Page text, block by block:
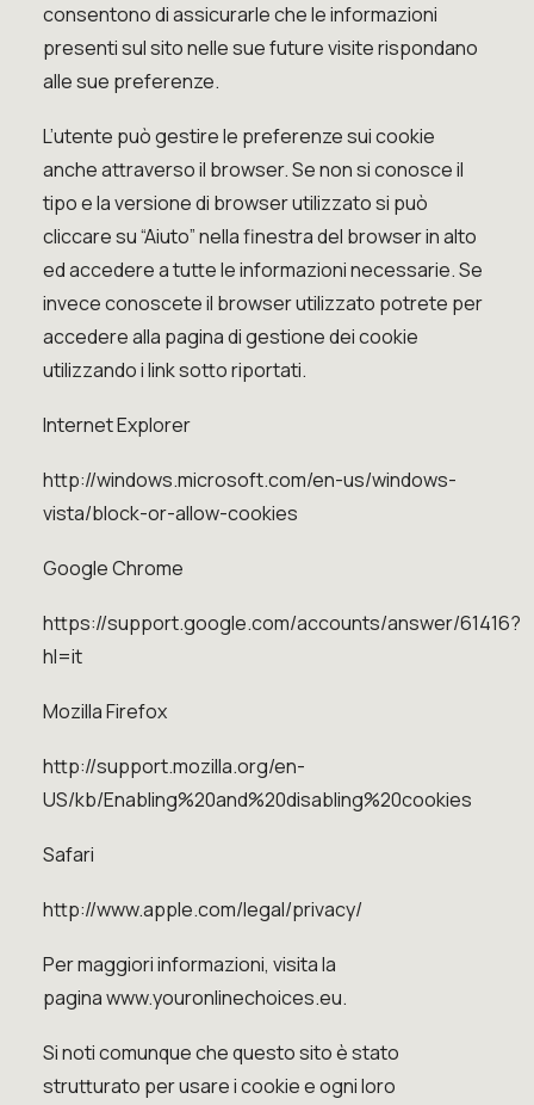
consentono di assicurarle che le informazioni
presenti sul sito nelle sue future visite rispondano
alle sue preferenze.
L’utente può gestire le preferenze sui cookie
anche attraverso il browser. Se non si conosce il
tipo e la versione di browser utilizzato si può
cliccare su “Aiuto” nella finestra del browser in alto
ed accedere a tutte le informazioni necessarie. Se
invece conoscete il browser utilizzato potrete per
accedere alla pagina di gestione dei cookie
utilizzando i link sotto riportati.
Internet Explorer
http://windows.microsoft.com/en-us/windows-
vista/block-or-allow-cookies
Google Chrome
https://support.google.com/accounts/answer/61416?
hl=it
Mozilla Firefox
http://support.mozilla.org/en-
US/kb/Enabling%20and%20disabling%20cookies
Safari
http://www.apple.com/legal/privacy/
Per maggiori informazioni, visita la
paginawww.youronlinechoices.eu.
Si noti comunque che questo sito è stato
strutturato per usare i cookie e ogni loro